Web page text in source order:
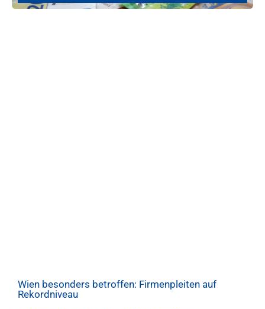
Wien besonders betroffen: Firmenpleiten auf
Rekordniveau